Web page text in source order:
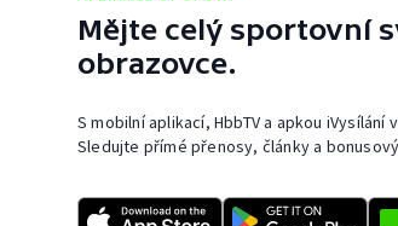
Mějte celý sportovní
obrazovce.
S mobilní aplikací, HbbTV a apkou
Sledujte přímé přenosy, články a